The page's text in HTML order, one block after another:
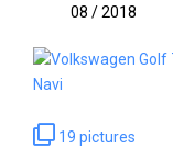
08 / 2018
19 pictures